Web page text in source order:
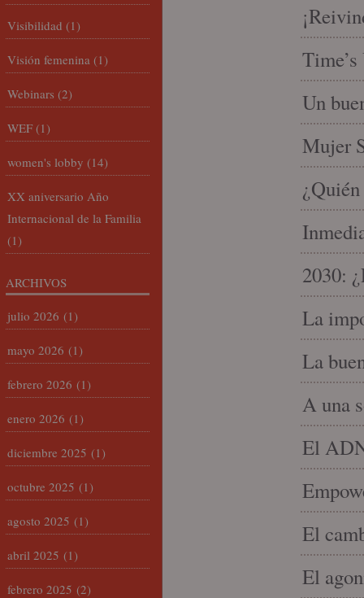
Un
Mujer
2030:
La
La
A una
El
El
El
Visibilidad (1)
Visión femenina (1)
Webinars (2)
WEF (1)
women's lobby (14)
XX aniversario Año
Internacional de la Familia
(1)
ARCHIVOS
julio 2026 (1)
mayo 2026 (1)
febrero 2026 (1)
enero 2026 (1)
diciembre 2025 (1)
octubre 2025 (1)
agosto 2025 (1)
abril 2025 (1)
febrero 2025 (2)